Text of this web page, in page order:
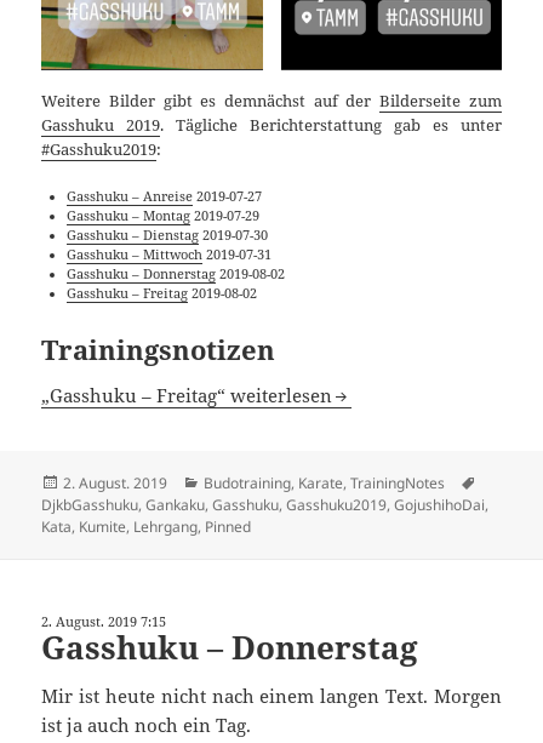
Weitere Bilder gibt es demnächst auf der Bilderseite zum
Gasshuku 2019. Tägliche Berichterstattung gab es unter
#Gasshuku2019:
Gasshuku – Anreise 2019-07-27
Gasshuku – Montag 2019-07-29
Gasshuku – Dienstag 2019-07-30
Gasshuku – Mittwoch 2019-07-31
Gasshuku – Donnerstag 2019-08-02
Gasshuku – Freitag 2019-08-02
Trainingsnotizen
„Gasshuku – Freitag“ weiterlesen
Veröffentlicht
am
2. August. 2019 Kategorien
Budotraining, Karate,TrainingNotes
DjkbGasshuku,Gankaku,Gasshuku,Gasshuku2019,GojushihoDai,
Kata, Kumite, Lehrgang, Pinned
2. August. 2019 7:15
Gasshuku – Donnerstag
Mir ist heute nicht nach einem langen Text. Morgen
ist ja auch noch ein Tag.